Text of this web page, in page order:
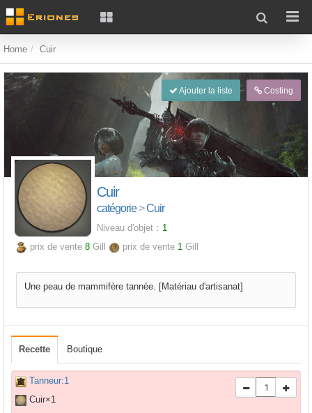
Home Cuir
Ajouter la liste Costing
Cuir
catégorie>Cuir
Niveau d'objet： 1
prix de vente 8 Gill prix de vente 1 Gill
Une peau de mammifère tannée. [Matériau d'artisanat]
Recette Boutique
Tanneur:1
Cuir×1